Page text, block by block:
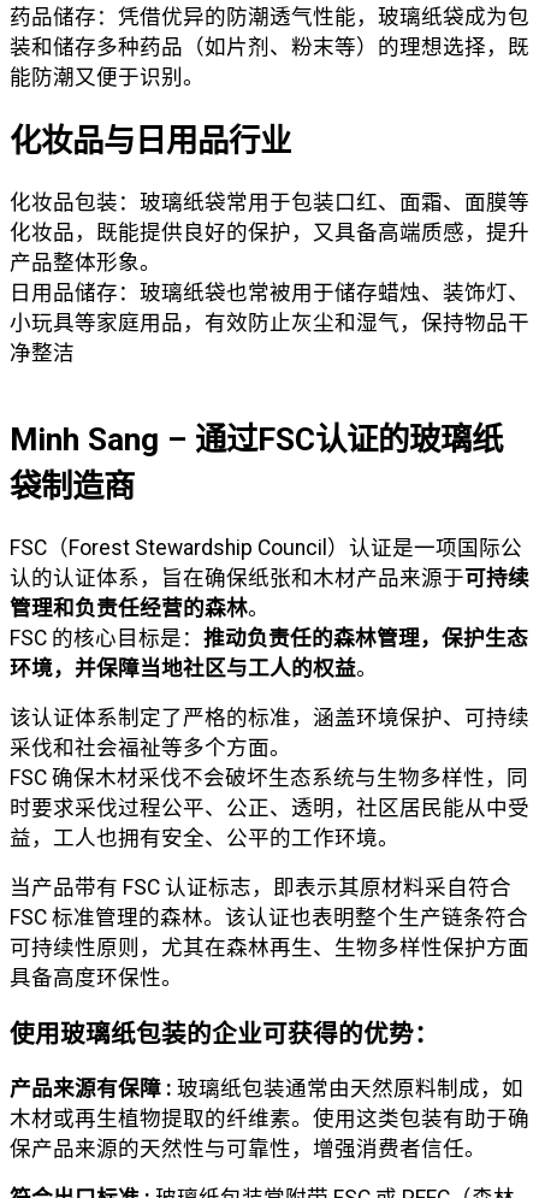
药品储存：凭借优异的防潮透气性能，玻璃纸袋成为包
装和储存多种药品（如片剂、粉末等）的理想选择，既
能防潮又便于识别。
化妆品与日用品行业
化妆品包装：玻璃纸袋常用于包装口红、面霜、面膜等
化妆品，既能提供良好的保护，又具备高端质感，提升
产品整体形象。
日用品储存：玻璃纸袋也常被用于储存蜡烛、装饰灯、
小玩具等家庭用品，有效防止灰尘和湿气，保持物品干
净整洁
Minh Sang – 通过FSC认证的玻璃纸
袋制造商
FSC（Forest Stewardship Council）认证是一项国际公
认的认证体系，旨在确保纸张和木材产品来源于可持续
管理和负责任经营的森林。
FSC 的核心目标是： 推动负责任的森林管理，保护生态
环境，并保障当地社区与工人的权益。
该认证体系制定了严格的标准，涵盖环境保护、可持续
采伐和社会福祉等多个方面。
FSC 确保木材采伐不会破坏生态系统与生物多样性，同
时要求采伐过程公平、公正、透明，社区居民能从中受
益，工人也拥有安全、公平的工作环境。
当产品带有 FSC 认证标志，即表示其原材料采自符合
FSC 标准管理的森林。该认证也表明整个生产链条符合
可持续性原则，尤其在森林再生、生物多样性保护方面
具备高度环保性。
使用玻璃纸包装的企业可获得的优势：
产品来源有保障 : 玻璃纸包装通常由天然原料制成，如
木材或再生植物提取的纤维素。使用这类包装有助于确
保产品来源的天然性与可靠性，增强消费者信任。